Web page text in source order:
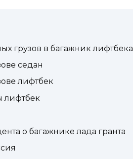
грузов в багажник лифтбека
седан
лифтбек
лифтбек
о багажнике лада гранта